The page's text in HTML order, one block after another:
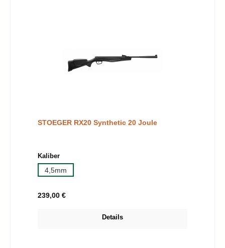
STOEGER RX20 Synthetic 20 Joule
Kaliberauswählen
4,5mm
Regulärer Preis:
239,00 €
Details